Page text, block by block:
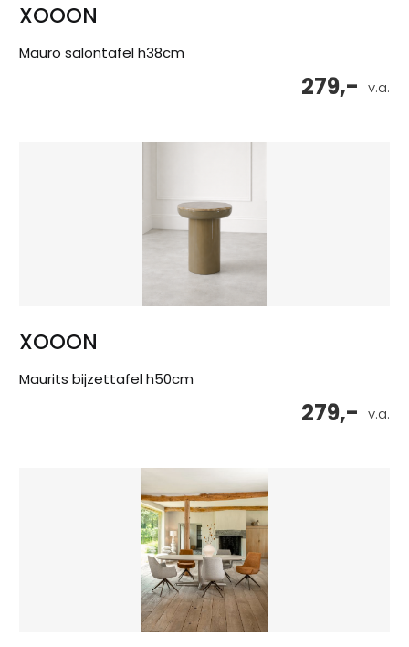
XOOON
Mauro salontafel h38cm
v.a.
279,-
XOOON
Maurits bijzettafel h50cm
v.a.
279,-